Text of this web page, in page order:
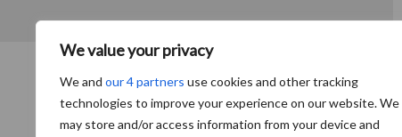
We value your privacy
We and our 4 partners use cookies and other tracking
technologies to improve your experience on our website. We
may store and/or access information from your device and